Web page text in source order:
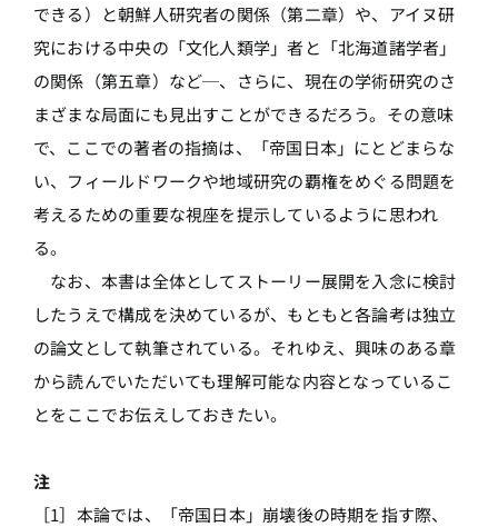
できる）と朝鮮人研究者の関係（第二章）や、アイヌ研
究における中央の「文化人類学」者と「北海道諸学者」
の関係（第五章）など─、さらに、現在の学術研究のさ
まざまな局面にも見出すことができるだろう。その意味
で、ここでの著者の指摘は、「帝国日本」にとどまらな
い、フィールドワークや地域研究の覇権をめぐる問題を
考えるための重要な視座を提示しているように思われ
る。
なお、本書は全体としてストーリー展開を入念に検討
したうえで構成を決めているが、もともと各論考は独立
の論文として執筆されている。それゆえ、興味のある章
から読んでいただいても理解可能な内容となっているこ
とをここでお伝えしておきたい。
注
［1］本論では、「帝国日本」崩壊後の時期を指す際、